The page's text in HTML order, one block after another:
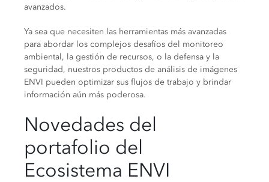
avanzados.
Ya sea que necesiten las herramientas más avanzadas
para abordar los complejos desafíos del monitoreo
ambiental, la gestión de recursos, o la defensa y la
seguridad, nuestros productos de análisis de imágenes
ENVI pueden optimizar sus flujos de trabajo y brindar
información aún más poderosa.
Novedades del
portafolio del
Ecosistema ENVI